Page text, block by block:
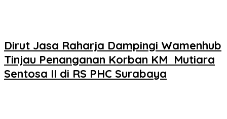
Dirut Jasa Raharja Dampingi Wamenhub
Tinjau Penanganan Korban KM Mutiara
Sentosa II di RS PHC Surabaya